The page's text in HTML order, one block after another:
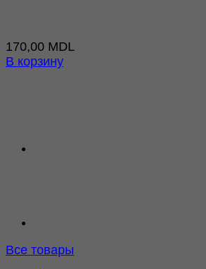
170,00 MDL
В корзину
Все товары